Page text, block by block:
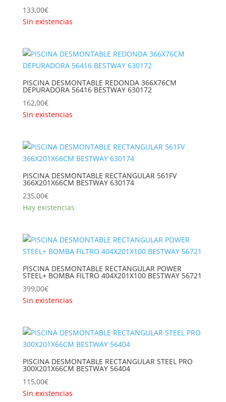
133,00€
Sin existencias
PISCINA DESMONTABLE REDONDA 366X76CM
DEPURADORA 56416 BESTWAY 630172
162,00€
Sin existencias
PISCINA DESMONTABLE RECTANGULAR 561FV
366X201X66CM BESTWAY 630174
235,00€
Hay existencias
PISCINA DESMONTABLE RECTANGULAR POWER
STEEL+ BOMBA FILTRO 404X201X100 BESTWAY 56721
399,00€
Sin existencias
PISCINA DESMONTABLE RECTANGULAR STEEL PRO
300X201X66CM BESTWAY 56404
115,00€
Sin existencias